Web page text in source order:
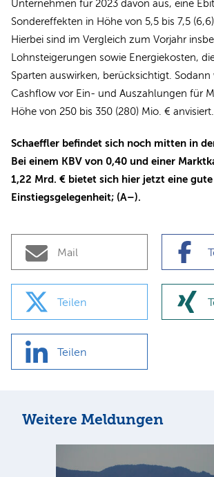
Unternehmen für 2023 davon aus, eine
Sondereffekten in Höhe von 5,5 bis 7,5
Hierbei sind im Vergleich zum Vorjahr
Lohnsteigerungen sowie Energiekosten,
Sparten auswirken, berücksichtigt. Sodann
Cashflow vor Ein- und Auszahlungen für
Höhe von 250 bis 350 (280) Mio. € anvisiert.
Schaeffler befindet sich noch mitten in
Bei einem KBV von 0,40 und einer
1,22 Mrd. € bietet sich hier jetzt eine gute
Einstiegsgelegenheit; (A–).
Mail
Teilen
Teilen
Weitere Meldungen